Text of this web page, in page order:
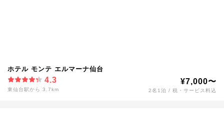
ホテル モンテ エルマーナ仙台
4.3
東仙台駅から 3.7km
¥7,000〜
2名1泊 / 税・サービス料込